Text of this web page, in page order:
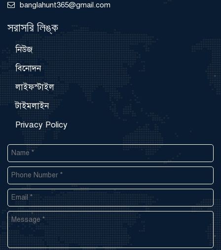
banglahunt365@gmail.com
সরাসরি লিঙ্ক
নিউজ
বিনোদন
লাইফস্টাইল
টাইমলাইন
Privacy Policy